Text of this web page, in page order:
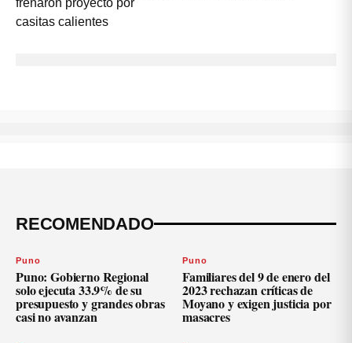
RECOMENDADO
Puno
Puno: Gobierno Regional
solo ejecuta 33.9% de su
presupuesto y grandes obras
casi no avanzan
Puno
Familiares del 9 de enero del
2023 rechazan críticas de
Moyano y exigen justicia por
masacres